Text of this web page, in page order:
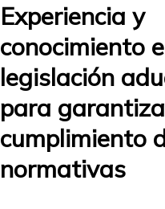
Experiencia y
conocimiento
legislación
para
cumplimiento
normativas